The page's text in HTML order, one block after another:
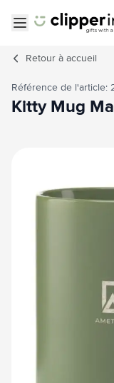
Retour à accueil
Référence de l'article:
Kitty Mug